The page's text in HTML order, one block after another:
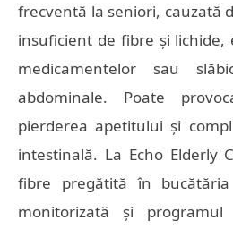
frecventă la seniori, cauzată
insuficient de fibre și lichide,
medicamentelor sau
abdominale. Poate
pierderea apetitului și
intestinală. La Echo Elderly
fibre pregătită în
monitorizată și